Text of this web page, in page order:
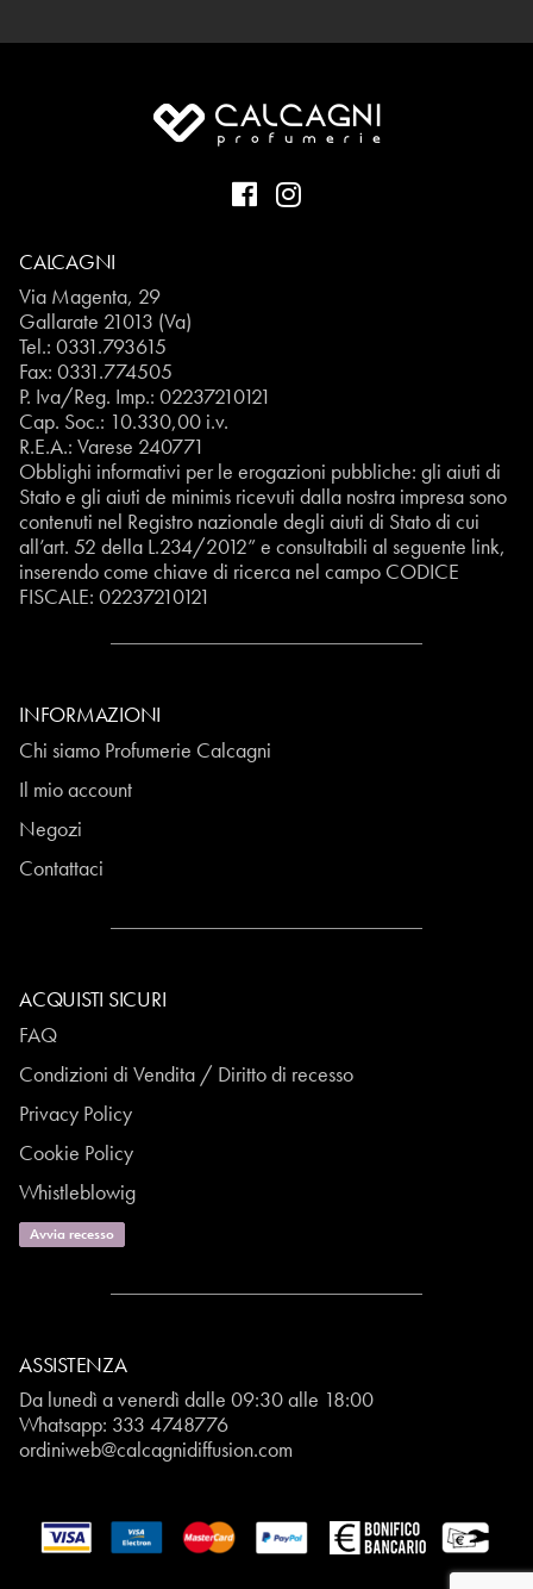
CALCAGNI
Via Magenta, 29
Gallarate 21013 (Va)
Tel.: 0331.793615
Fax: 0331.774505
P. Iva/Reg. Imp.: 02237210121
Cap. Soc.: 10.330,00 i.v.
R.E.A.: Varese 240771
Obblighi informativi per le erogazioni pubbliche: gli aiuti di
Stato e gli aiuti de minimis ricevuti dalla nostra impresa sono
contenuti nel Registro nazionale degli aiuti di Stato di cui
all’art. 52 della L.234/2012” e consultabili al seguente link,
inserendo come chiave di ricerca nel campo CODICE
FISCALE: 02237210121
INFORMAZIONI
Chi siamo Profumerie Calcagni
Il mio account
Negozi
Contattaci
ACQUISTI SICURI
FAQ
Condizioni di Vendita / Diritto di recesso
Privacy Policy
Cookie Policy
Whistleblowig
Avvia recesso
ASSISTENZA
Da lunedì a venerdì dalle 09:30 alle 18:00
Whatsapp: 333 4748776
ordiniweb@calcagnidiffusion.com